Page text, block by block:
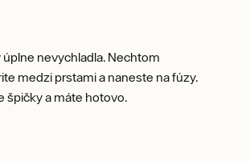
nevychladla. Nechtom
medzi prstami a naneste na fúzy.
špičky a máte hotovo.